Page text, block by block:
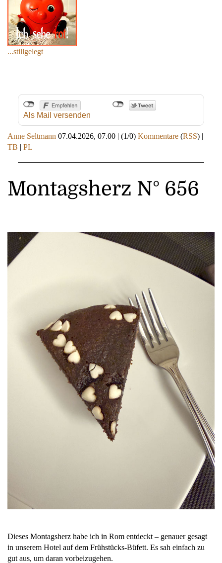
...stillgelegt
Als Mail versenden
Anne Seltmann 07.04.2026, 07.00 | (1/0) Kommentare (RSS) |
TB | PL
Montagsherz N° 656
Dieses Montagsherz habe ich in Rom entdeckt – genauer gesagt
in unserem Hotel auf dem Frühstücks-Büfett. Es sah einfach zu
gut aus, um daran vorbeizugehen.